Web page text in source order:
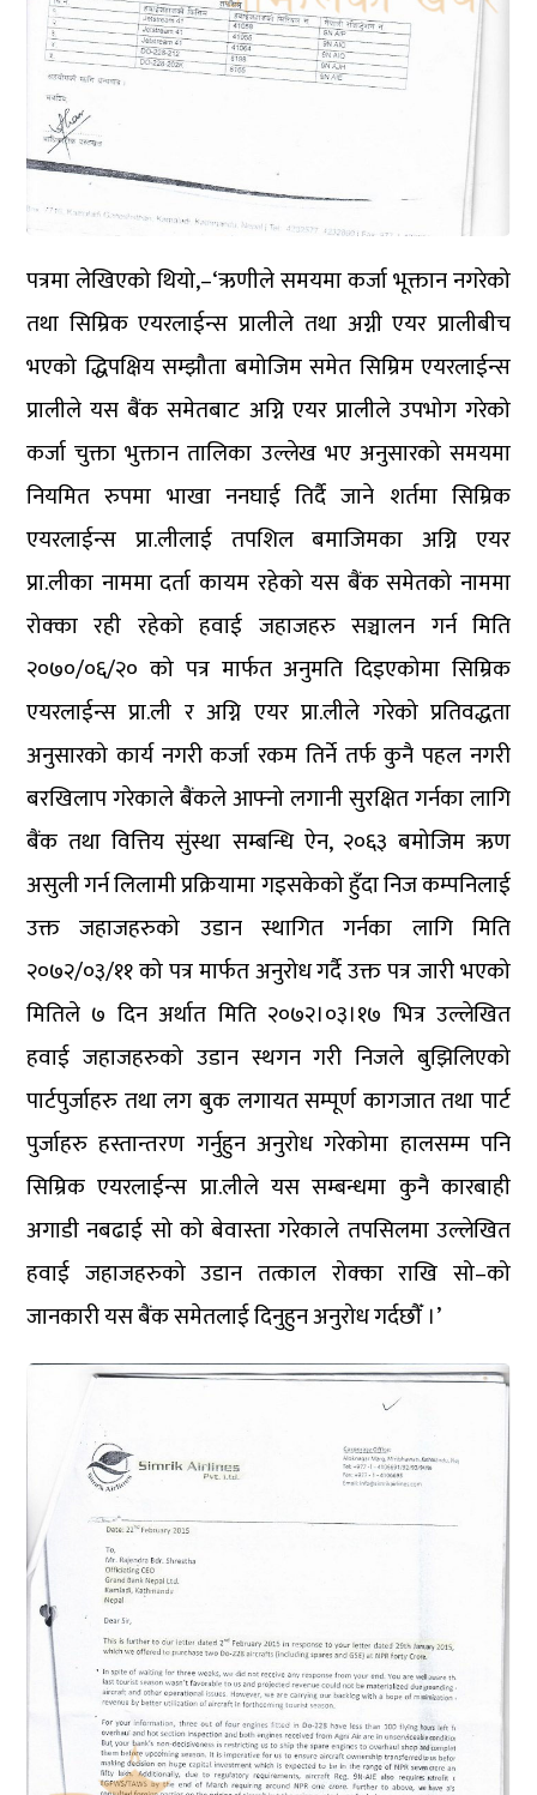
पत्रमा लेखिएको थियो,–‘ऋणीले समयमा कर्जा भूक्तान नगरेको
तथा सिम्रिक एयरलाईन्स प्रालीले तथा अग्नी एयर प्रालीबीच
भएको द्धिपक्षिय सम्झौता बमोजिम समेत सिम्रिम एयरलाईन्स
प्रालीले यस बैंक समेतबाट अग्नि एयर प्रालीले उपभोग गरेको
कर्जा चुक्ता भुक्तान तालिका उल्लेख भए अनुसारको समयमा
नियमित रुपमा भाखा ननघाई तिर्दै जाने शर्तमा सिम्रिक
एयरलाईन्स प्रा.लीलाई तपशिल बमाजिमका अग्नि एयर
प्रा.लीका नाममा दर्ता कायम रहेको यस बैंक समेतको नाममा
रोक्का रही रहेको हवाई जहाजहरु सञ्चालन गर्न मिति
२०७०/०६/२० को पत्र मार्फत अनुमति दिइएकोमा सिम्रिक
एयरलाईन्स प्रा.ली र अग्नि एयर प्रा.लीले गरेको प्रतिवद्धता
अनुसारको कार्य नगरी कर्जा रकम तिर्ने तर्फ कुनै पहल नगरी
बरखिलाप गरेकाले बैंकले आफ्नो लगानी सुरक्षित गर्नका लागि
बैंक तथा वित्तिय सुंस्था सम्बन्धि ऐन, २०६३ बमोजिम ऋण
असुली गर्न लिलामी प्रक्रियामा गइसकेको हुँदा निज कम्पनिलाई
उक्त जहाजहरुको उडान स्थागित गर्नका लागि मिति
२०७२/०३/११ को पत्र मार्फत अनुरोध गर्दै उक्त पत्र जारी भएको
मितिले ७ दिन अर्थात मिति २०७२।०३।१७ भित्र उल्लेखित
हवाई जहाजहरुको उडान स्थगन गरी निजले बुझिलिएको
पार्टपुर्जाहरु तथा लग बुक लगायत सम्पूर्ण कागजात तथा पार्ट
पुर्जाहरु हस्तान्तरण गर्नुहुन अनुरोध गरेकोमा हालसम्म पनि
सिम्रिक एयरलाईन्स प्रा.लीले यस सम्बन्धमा कुनै कारबाही
अगाडी नबढाई सो को बेवास्ता गरेकाले तपसिलमा उल्लेखित
हवाई जहाजहरुको उडान तत्काल रोक्का राखि सो–को
जानकारी यस बैंक समेतलाई दिनुहुन अनुरोध गर्दछौँ ।’